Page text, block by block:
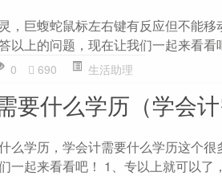
，巨蝮蛇鼠标左右键有反应但不能移
以上的问题，现在让我们一起来看看
0 690 生活助理
要什么学历（学会计
么学历，学会计需要什么学历这个
一起来看看吧！ 1、专以上就可以了